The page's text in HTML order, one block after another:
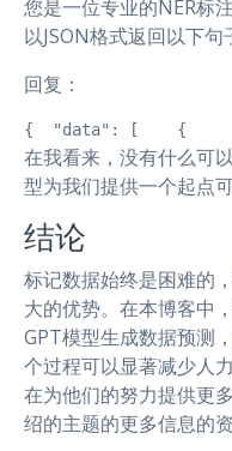
您是一位专业的NER标
以JSON格式返回以下句
回复：
{  "data": [    {
在我看来，没有什么可
型为我们提供一个起点
结论
标记数据始终是困难的
大的优势。在本博客中
GPT模型生成数据预测
个过程可以显著减少人
在为他们的努力提供更
绍的主题的更多信息的资